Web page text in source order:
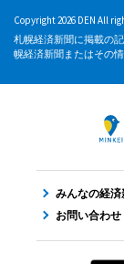
Copyright 2026 DEN All
札幌経済新聞に掲載の
幌経済新聞またはその
みんなの経
お問い合わせ